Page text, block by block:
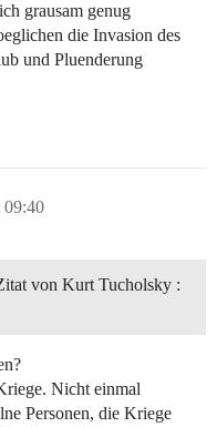
grausam genug
die Invasion des
und Pluenderung
09:40
von Kurt Tucholsky :
Nicht einmal
Personen, die Kriege